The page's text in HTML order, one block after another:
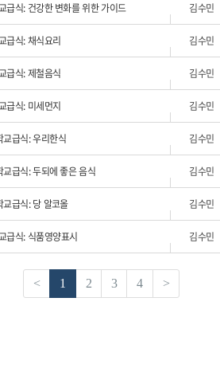
급식: 건강한 변화를 위한 가이드 김수민
급식: 채식요리 김수민
급식: 제철음식 김수민
급식: 미세먼지 김수민
급식: 우리한식 김수민
급식: 두되에 좋은 음식 김수민
급식: 당 알코올 김수민
급식: 식품영양표시 김수민
< 1 2 3 4 >